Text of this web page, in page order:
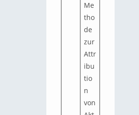
Me
tho
de
zur
Attr
ibu
tio
n
von